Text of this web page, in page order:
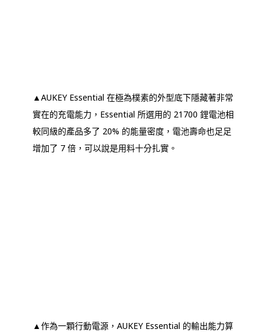
▲AUKEY Essential 在極為樸素的外型底下隱藏著非常
實在的充電能力，Essential 所選用的 21700 鋰電池相
較同級的產品多了 20% 的能量密度，電池壽命也足足
增加了 7 倍，可以說是用料十分扎實。
▲作為一顆行動電源，AUKEY Essential 的輸出能力算